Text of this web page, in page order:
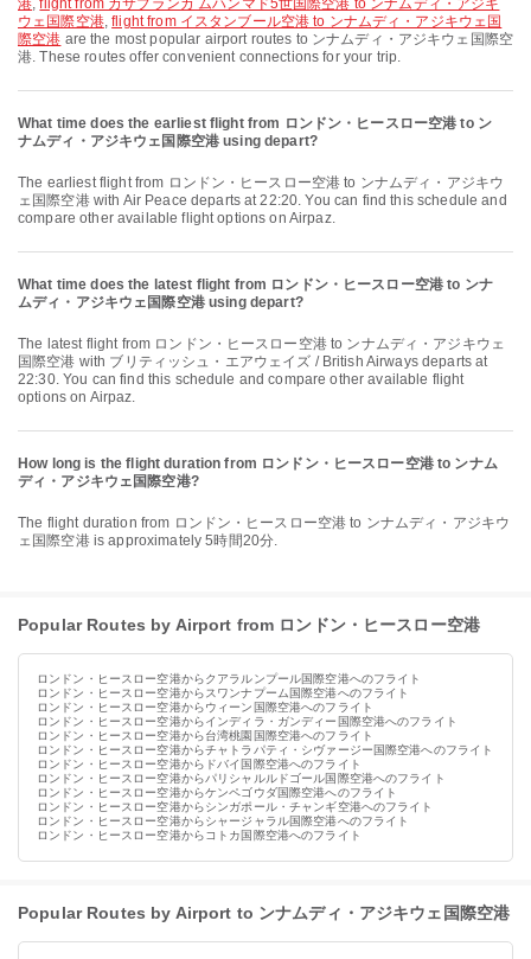
港,flight from カサブランカ ムハンマド5世国際空港 to ンナムディ・アジキ
ウェ国際空港,flight from イスタンブール空港 to ンナムディ・アジキウェ国
際空港 are the most popular airport routes to ンナムディ・アジキウェ国際空
港. These routes offer convenient connections for your trip.
What time does the earliest flight from ロンドン・ヒースロー空港 to ン
ナムディ・アジキウェ国際空港 using depart?
The earliest flight from ロンドン・ヒースロー空港 to ンナムディ・アジキウ
ェ国際空港 with Air Peace departs at 22:20. You can find this schedule and
compare other available flight options on Airpaz.
What time does the latest flight from ロンドン・ヒースロー空港 to ンナ
ムディ・アジキウェ国際空港 using depart?
The latest flight from ロンドン・ヒースロー空港 to ンナムディ・アジキウェ
国際空港 with ブリティッシュ・エアウェイズ / British Airways departs at
22:30. You can find this schedule and compare other available flight
options on Airpaz.
How long is the flight duration from ロンドン・ヒースロー空港 to ンナム
ディ・アジキウェ国際空港?
The flight duration from ロンドン・ヒースロー空港 to ンナムディ・アジキウ
ェ国際空港 is approximately 5時間20分.
Popular Routes by Airport from ロンドン・ヒースロー空港
ロンドン・ヒースロー空港からクアラルンプール国際空港へのフライト
ロンドン・ヒースロー空港からスワンナプーム国際空港へのフライト
ロンドン・ヒースロー空港からウィーン国際空港へのフライト
ロンドン・ヒースロー空港からインディラ・ガンディー国際空港へのフライト
ロンドン・ヒースロー空港から台湾桃園国際空港へのフライト
ロンドン・ヒースロー空港からチャトラパティ・シヴァージー国際空港へのフライト
ロンドン・ヒースロー空港からドバイ国際空港へのフライト
ロンドン・ヒースロー空港からパリシャルルドゴール国際空港へのフライト
ロンドン・ヒースロー空港からケンペゴウダ国際空港へのフライト
ロンドン・ヒースロー空港からシンガポール・チャンギ空港へのフライト
ロンドン・ヒースロー空港からシャージャラル国際空港へのフライト
ロンドン・ヒースロー空港からコトカ国際空港へのフライト
Popular Routes by Airport to ンナムディ・アジキウェ国際空港